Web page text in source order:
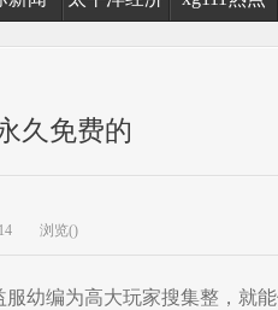
久免费的
浏览()
编为高大玩家搜集整，就能